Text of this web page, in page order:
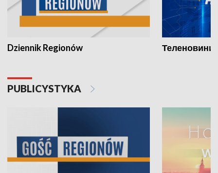
Dziennik Regionów Теленовини
PUBLICYSTYKA